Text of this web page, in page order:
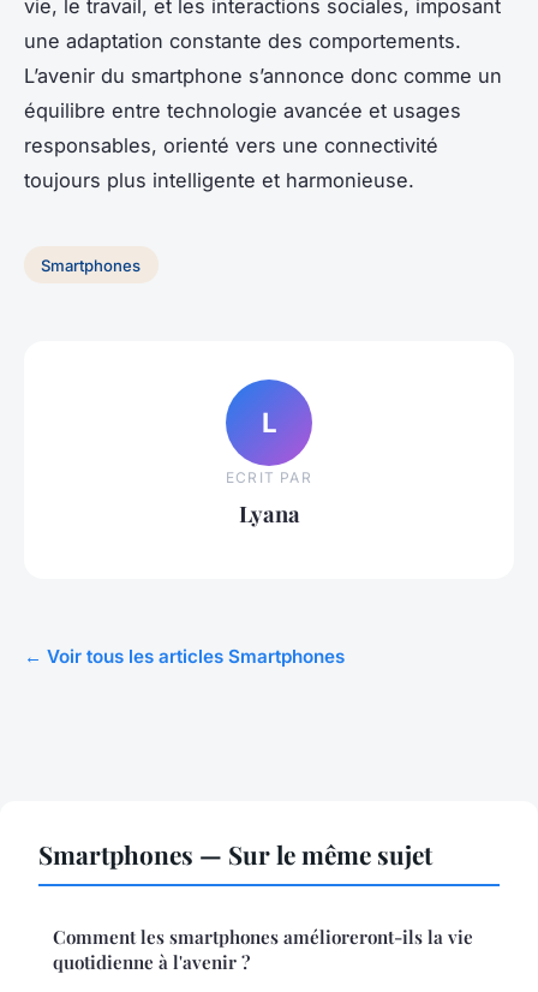
vie, le travail, et les interactions sociales, imposant
une adaptation constante des comportements.
L’avenir du smartphone s’annonce donc comme un
équilibre entre technologie avancée et usages
responsables, orienté vers une connectivité
toujours plus intelligente et harmonieuse.
Smartphones
L
ECRIT PAR
Lyana
← Voir tous les articles Smartphones
Smartphones — Sur le même sujet
Comment les smartphones amélioreront-ils la vie
quotidienne à l'avenir ?